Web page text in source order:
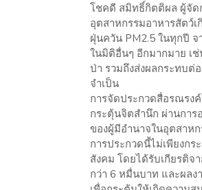
โชคดี สมิทธิ์กิตติผล ผู้จัด
อุตสาหกรรมอาหารสัตว์
ฝุ่นควัน PM2.5 ในทุกปี จ
ในมิติอื่นๆ อีกมากมาย เ
ป่า รวมถึงส่งผลกระทบต่
จำเป็น
การจัดประกวดสื่อรณรง
กระตุ้นจิตสำนึก ผ่านกา
ของผู้มีอำนาจในอุตสาห
การประกวดนี้ไม่เพียงก
สังคม โดยได้รับเกียรติจ
กว่า 6 หมื่นบาท และผลง